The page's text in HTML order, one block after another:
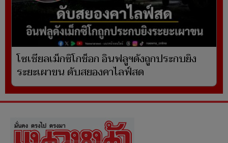
โซเชียลเม็กซิโกช็อก อินฟลูฯดังถูกประกบยิง
ระยะเผาขน ดับสยองคาไลฟ์สด